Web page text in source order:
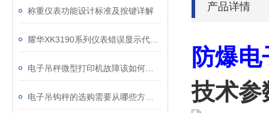
称重仪表功能设计标准及按键详解 产品详情
防爆
技术参